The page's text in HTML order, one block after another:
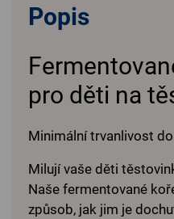
Popis
pro děti na
Minimální trvanlivost
Milují vaše děti
Naše fermentované
způsob, jak jim je